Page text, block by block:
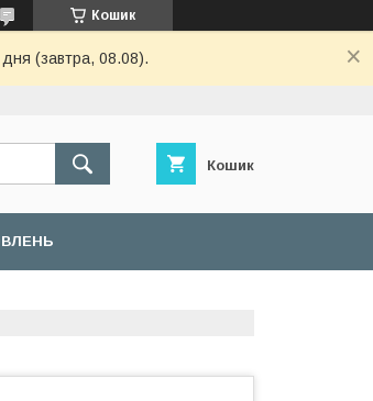
Кошик
дня (завтра, 08.08).
Кошик